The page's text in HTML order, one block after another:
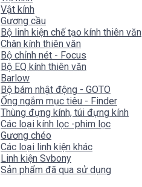
Vật kính
Gương cầu
Bộ linh kiện chế tạo kính thiên văn
Chân kính thiên văn
Bộ chỉnh nét - Focus
Bộ EQ kính thiên văn
Barlow
Bộ bám nhật động - GOTO
Ống ngắm mục tiêu - Finder
Thùng đựng kính, túi đựng kính
Các loại kính lọc -phim lọc
Gương chéo
Các loại linh kiện khác
Linh kiện Svbony
Sản phẩm đã qua sử dụng